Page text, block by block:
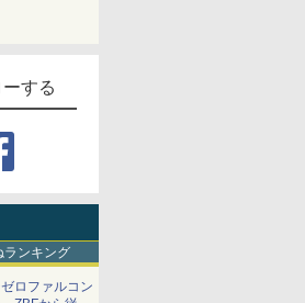
する
ランキング
ロファルコン